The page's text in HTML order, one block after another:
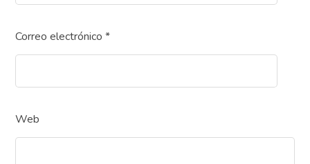
Correo electrónico*
Web